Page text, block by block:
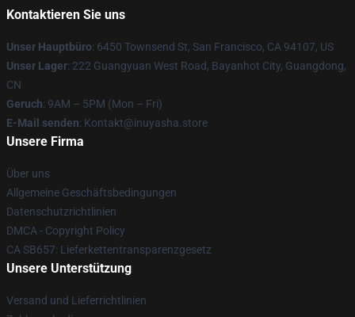
Kontaktieren Sie uns
Unser Hauptbüro: 6450 Townsend St, San Francisco, CA 94107, US
Unser Lager: 222 Guangyuan West Road, Bayanhot City, Guangdong,
CN
Geruch: 9AM – 5PM (Mon – Fri)
E-Mail senden: Kontakt@inuyasha.store
Unsere Firma
Über uns
Allgemeine Geschäftsbedingungen
Datenschutzrichtlinien
DMCA - Copyright Policy
CA SB657: Lieferkettentransparenzgesetz
Unsere Unterstützung
Versand und Lieferrichtlinien